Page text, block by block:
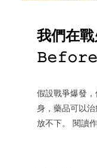
我們在
假設戰爭爆發
身，藥品可以
放不下。 閱讀